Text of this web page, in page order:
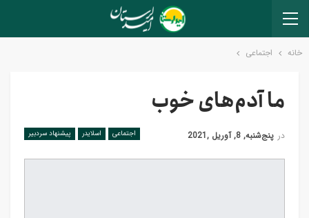
خانه اجتماعی
ما آدم‌های خوب
اجتماعی اسلایدر پیشنهاد سردبیر در پنج‌شنبه, 8, آوریل ,2021